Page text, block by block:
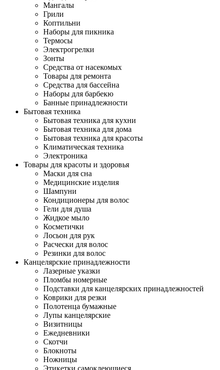
Мангалы
Грили
Коптильни
Наборы для пикника
Термосы
Электрогрелки
Зонты
Средства от насекомых
Товары для ремонта
Средства для бассейна
Наборы для барбекю
Банные принадлежности
Бытовая техника
Бытовая техника для кухни
Бытовая техника для дома
Бытовая техника для красоты
Климатическая техника
Электроника
Товары для красоты и здоровья
Маски для сна
Медицинские изделия
Шампуни
Кондиционеры для волос
Гели для душа
Жидкое мыло
Косметички
Лосьон для рук
Расчески для волос
Резинки для волос
Канцелярские принадлежности
Лазерные указки
Пломбы номерные
Подставки для канцелярских принадлежностей
Коврики для резки
Полотенца бумажные
Лупы канцелярские
Визитницы
Ежедневники
Скотчи
Блокноты
Ножницы
Этикетки самоклеющиеся